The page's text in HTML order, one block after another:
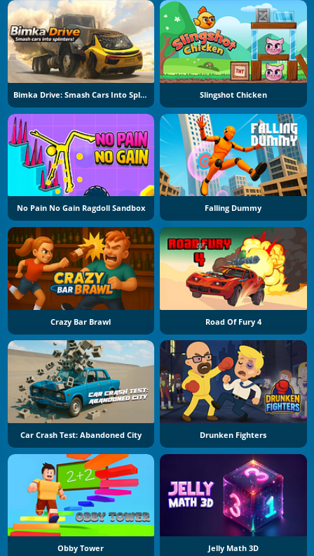
Bimka Drive: Smash Cars Into Splinters Slingshot Chicken
No Pain No Gain Ragdoll Sandbox Falling Dummy
Crazy Bar Brawl Road Of Fury 4
Car Crash Test: Abandoned City Drunken Fighters
Obby Tower Jelly Math 3D